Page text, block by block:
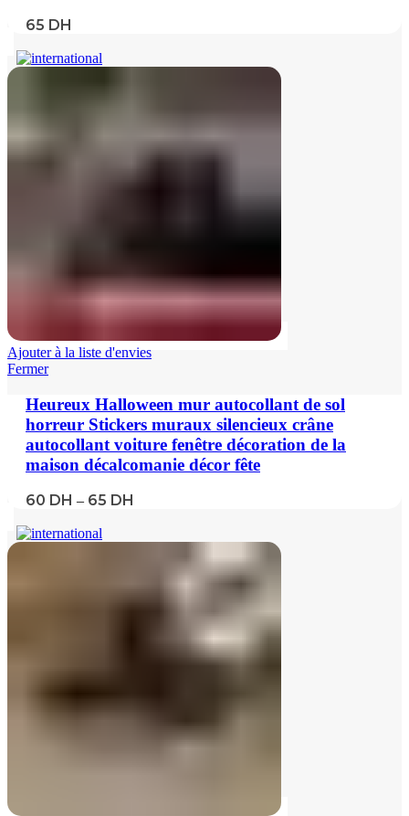
65 DH
Ajouter à la liste d'envies
Fermer
Heureux Halloween mur autocollant de sol
horreur Stickers muraux silencieux crâne
autocollant voiture fenêtre décoration de la
maison décalcomanie décor fête
60 DH – 65 DH